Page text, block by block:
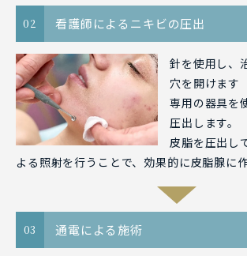
02 看護師によるニキビの圧出
針を使用し、
穴を開けます
専用の器具を
圧出します。
皮脂を圧出し
よる照射を行うことで、効果的に皮脂腺に作
03 通電による施術